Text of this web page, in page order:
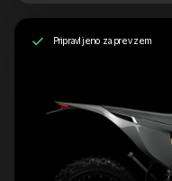
Pripravljeno za prevzem